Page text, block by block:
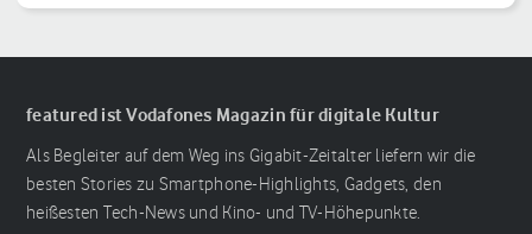
featured ist Vodafones Magazin für digitale Kultur
Als Begleiter auf dem Weg ins Gigabit-Zeitalter liefern wir die
besten Stories zu Smartphone-Highlights, Gadgets, den
heißesten Tech-News und Kino- und TV-Höhepunkte.